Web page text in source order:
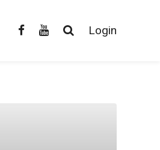
Login